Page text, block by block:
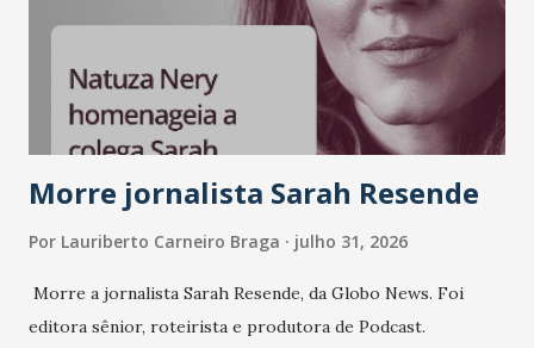
sempre existiu para dar palco a quem constrói com
consistência, e nesta edição isso fica ainda mais claro.
Vamos reforçar que ser genuíno sustenta a confiança entre
marcas, pessoas e mercado", afirma Tamires So...
Morre jornalista Sarah Resende
Por Lauriberto Carneiro Braga julho 31, 2026
Morre a jornalista Sarah Resende, da Globo News. Foi
editora sênior, roteirista e produtora de Podcast.